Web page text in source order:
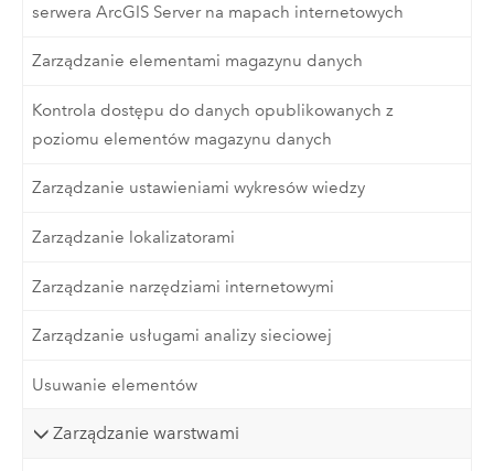
serwera ArcGIS Server na mapach internetowych
Zarządzanie elementami magazynu danych
Kontrola dostępu do danych opublikowanych z
poziomu elementów magazynu danych
Zarządzanie ustawieniami wykresów wiedzy
Zarządzanie lokalizatorami
Zarządzanie narzędziami internetowymi
Zarządzanie usługami analizy sieciowej
Usuwanie elementów
Zarządzanie warstwami